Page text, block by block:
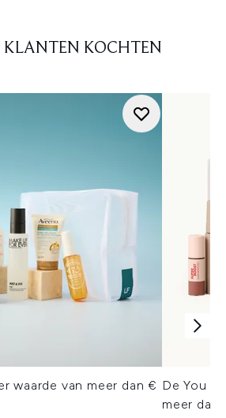
KLANTEN KOCHTEN
waarde van meer dan € De You
meer dan